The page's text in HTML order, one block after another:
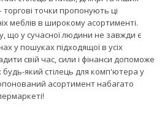
рішень і забарвлень, то тут все
У конференц-залах та
моделі немазких, темних
місце можна облаштувати по своєму
умови праці, не
магазином AMF!